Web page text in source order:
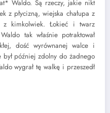
Waldo. Są rzeczy, jakie nikt
z płycizną, wiejska chałupa z
z kimkolwiek. Łokieć i twarz
tak właśnie potraktował
dość wyrównanej walce i
był później zdolny do żadnego
wygrał tę walkę i przeszedł